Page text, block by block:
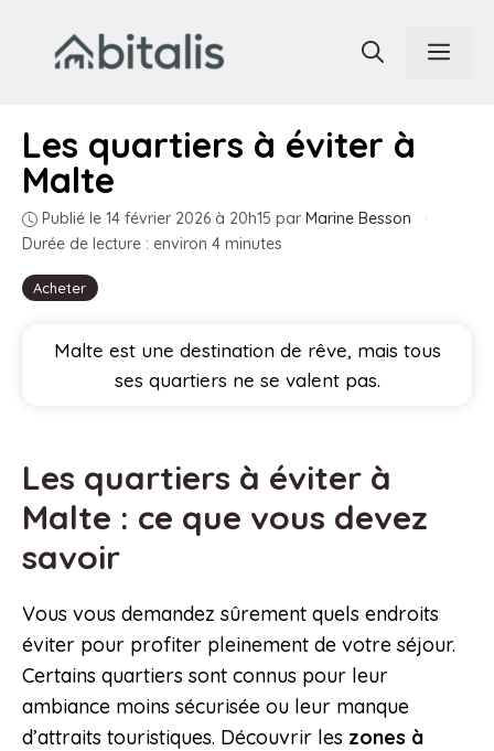
contenu
Acheter
Les quartiers à éviter à
Malte
Publié le 14 février 2026 à 20h15 par Marine Besson
·
Durée de lecture : environ 4 minutes
Malte est une destination de rêve, mais tous
ses quartiers ne se valent pas.
Les quartiers à éviter à
Malte : ce que vous devez
savoir
Vous vous demandez sûrement quels endroits
éviter pour profiter pleinement de votre séjour.
Certains quartiers sont connus pour leur
ambiance moins sécurisée ou leur manque
d’attraits touristiques. Découvrir les zones à